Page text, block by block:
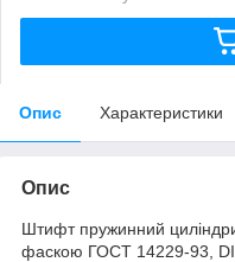
Опис Характеристики
Опис
Штифтпружинний
фаскою ГОСТ 14229-93,